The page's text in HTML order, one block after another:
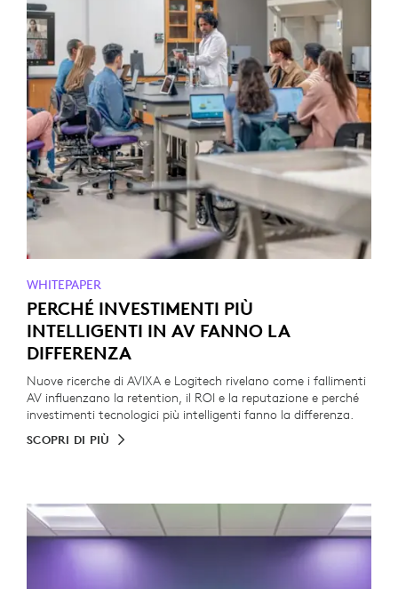
WHITEPAPER
PERCHÉ INVESTIMENTI PIÙ
INTELLIGENTI IN AV FANNO LA
DIFFERENZA
Nuove ricerche di AVIXA e Logitech rivelano come i fallimenti
AV influenzano la retention, il ROI e la reputazione e perché
investimenti tecnologici più intelligenti fanno la differenza.
SCOPRI DI PIÙ